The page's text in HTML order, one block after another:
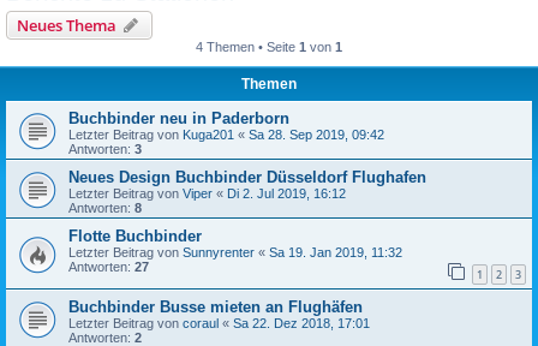
Neues Thema
4 Themen • Seite 1 von 1
Themen
Buchbinder neu in Paderborn
Letzter Beitrag von Kuga201 « Sa 28. Sep 2019, 09:42
Antworten: 3
Neues Design Buchbinder Düsseldorf Flughafen
Letzter Beitrag von Viper « Di 2. Jul 2019, 16:12
Antworten: 8
Flotte Buchbinder
Letzter Beitrag von Sunnyrenter « Sa 19. Jan 2019, 11:32
Antworten: 27 1 2 3
Buchbinder Busse mieten an Flughäfen
Letzter Beitrag von coraul « Sa 22. Dez 2018, 17:01
Antworten: 2